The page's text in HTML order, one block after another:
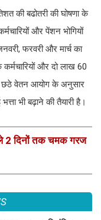
की बढोतरी की घोषणा के
और पेंशन भोगियों
फरवरी और मार्च का
और दो लाख 60
छठे वेतन आयोग के अनुसार
भी बढ़ाने की तैयारी है।
2 दिनों तक चमक गरज